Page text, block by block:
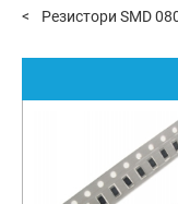
Резистори SMD